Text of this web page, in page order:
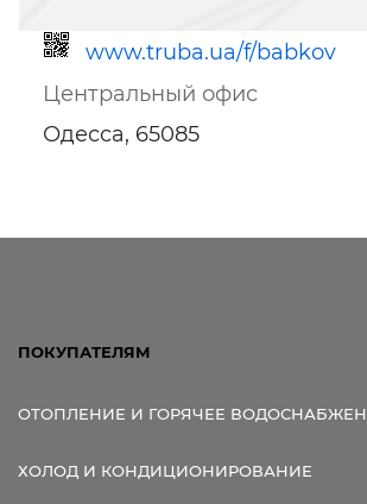
www.truba.ua/f/babkov
Центральный офис
Одесса, 65085
ПОКУПАТЕЛЯМ
ОТОПЛЕНИЕ И ГОРЯЧЕЕ
ХОЛОД И КОНДИЦИОНИРОВАНИЕ